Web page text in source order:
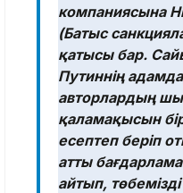
компаниясына
(Батыс
қатысы бар.
Путиннің
авторлардың
қаламақысын
есептеп беріп
атты
айтып,